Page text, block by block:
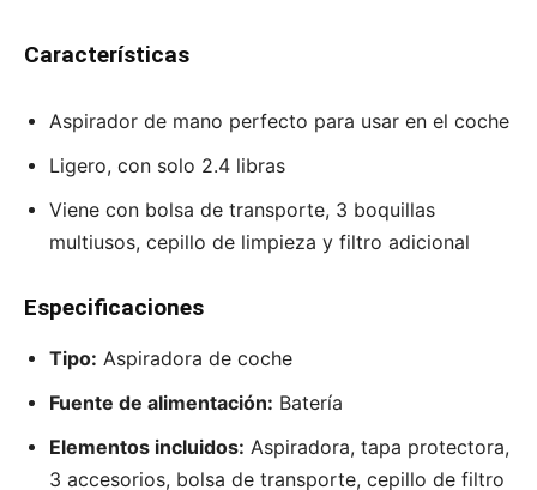
Características
Aspirador de mano perfecto para usar en el coche
Ligero, con solo 2.4 libras
Viene con bolsa de transporte, 3 boquillas
multiusos, cepillo de limpieza y filtro adicional
Especificaciones
Tipo: Aspiradora de coche
Fuente de alimentación: Batería
Elementos incluidos: Aspiradora, tapa protectora,
3 accesorios, bolsa de transporte, cepillo de filtro